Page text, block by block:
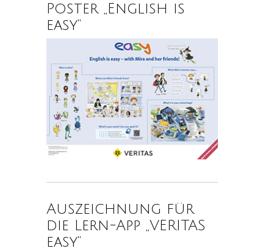
Poster „English is
easy“
Auszeichnung für
die Lern-App „VERITAS
easy“